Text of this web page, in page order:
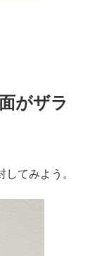
がザラ
てみよう。